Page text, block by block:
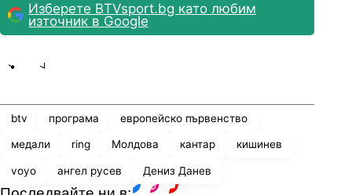
Изберете BTVsport.bg като любим
източник в Google
btv програма европейско първенство
медали ring Молдова кантар кишинев
voyo ангел русев Дениз Данев